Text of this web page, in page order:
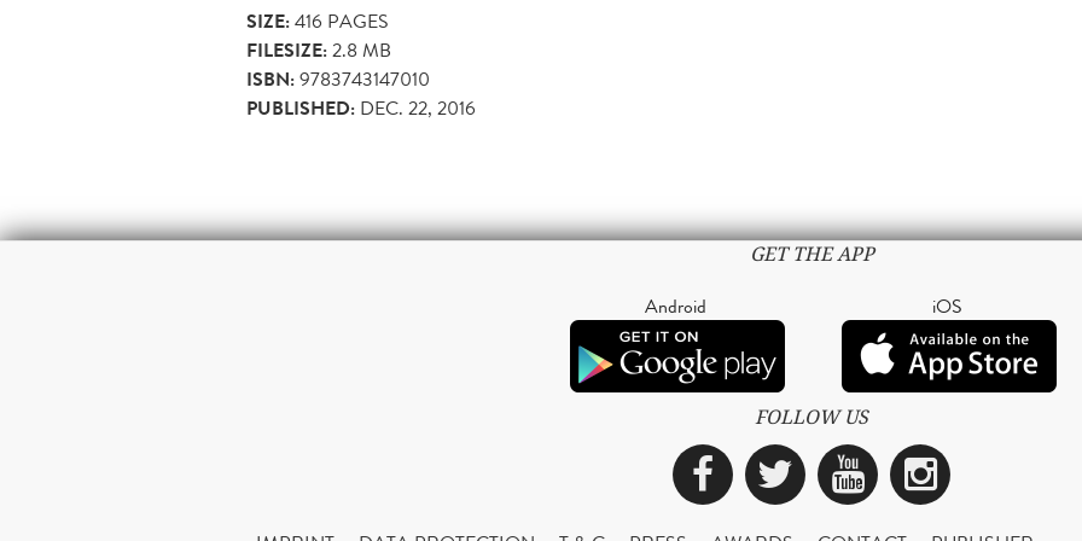
SIZE:416 PAGES
FILESIZE:2.8 MB
ISBN:9783743147010
PUBLISHED: DEC. 22, 2016
GET THE APP
Android iOS
FOLLOW US
Facebook
TwitterYouTube